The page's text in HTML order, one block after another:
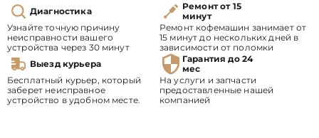
Диагностика
Узнайте точную причину
неисправности вашего
устройства через 30 минут
Ремонт от 15
минут
Ремонт кофемашин занимает от
15 минут до нескольких дней в
зависимости от поломки
Выезд курьера
Бесплатный курьер, который
заберет неисправное
устройство в удобном месте.
Гарантия до 24
мес
На услуги и запчасти
предоставленные нашей
компанией